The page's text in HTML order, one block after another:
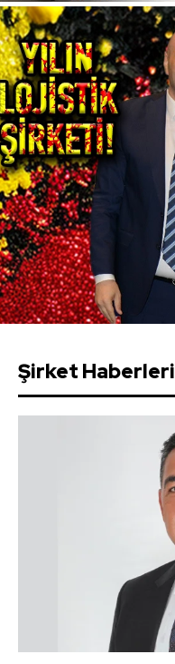
Şirket Haberleri